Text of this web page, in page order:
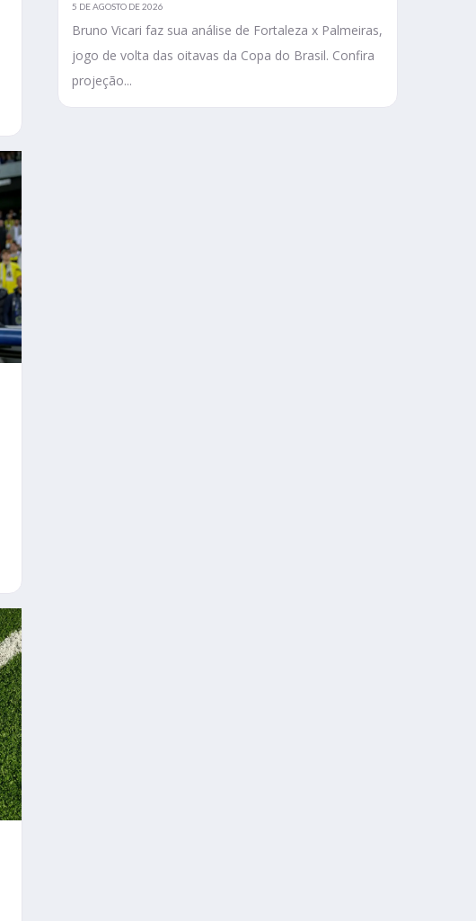
5 DE AGOSTO DE 2026
Bruno Vicari faz sua análise de Fortaleza x Palmeiras,
jogo de volta das oitavas da Copa do Brasil. Confira
projeção...